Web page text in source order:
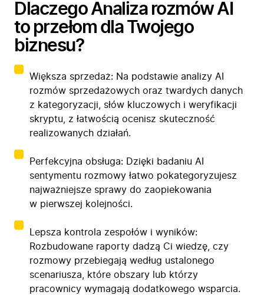
Dlaczego Analiza rozmów AI
to przełom dla Twojego
biznesu?
Większa sprzedaż: Na podstawie analizy AI
rozmów sprzedażowych oraz twardych danych
z kategoryzacji, słów kluczowych i weryfikacji
skryptu, z łatwością ocenisz skuteczność
realizowanych działań.
Perfekcyjna obsługa: Dzięki badaniu AI
sentymentu rozmowy łatwo pokategoryzujesz
najważniejsze sprawy do zaopiekowania
w pierwszej kolejności.
Lepsza kontrola zespołów i wyników:
Rozbudowane raporty dadzą Ci wiedzę, czy
rozmowy przebiegają według ustalonego
scenariusza, które obszary lub którzy
pracownicy wymagają dodatkowego wsparcia.